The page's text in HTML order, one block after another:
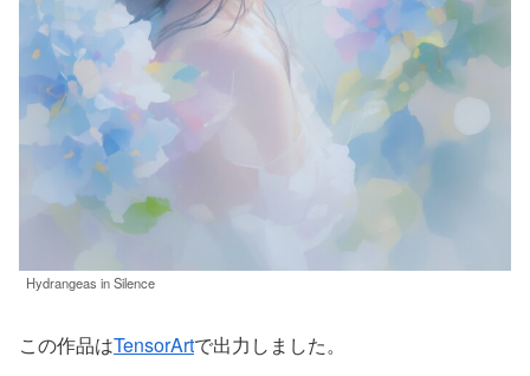
Hydrangeas in Silence
この作品はTensorArtで出力しました。